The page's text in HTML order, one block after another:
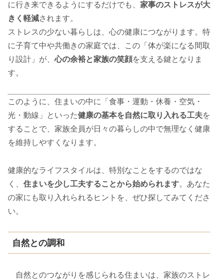
に行き来できるようにするだけでも、 家事のストレスが大
きく軽減されます。
ストレスの少ない暮らしは、心の健康につながります。特
に子育て中や共働きの家庭では、この「体が楽になる間取
り設計」が、心の余裕と家族の笑顔を支える鍵となりま
す。
このように、住まいの中に「食事・運動・休養・空気・
光・動線」といった健康の基本を自然に取り入れる工夫を
することで、家族全員が日々の暮らしの中で無理なく健康
を維持しやすくなります。
健康的なライフスタイルは、特別なことをするのではな
く、 住まいを少し工夫することから始められます。あなた
の家にも取り入れられるヒントを、ぜひ探してみてくださ
い。
自然との調和
自然とのつながりを感じられる住まいは、家族のストレ